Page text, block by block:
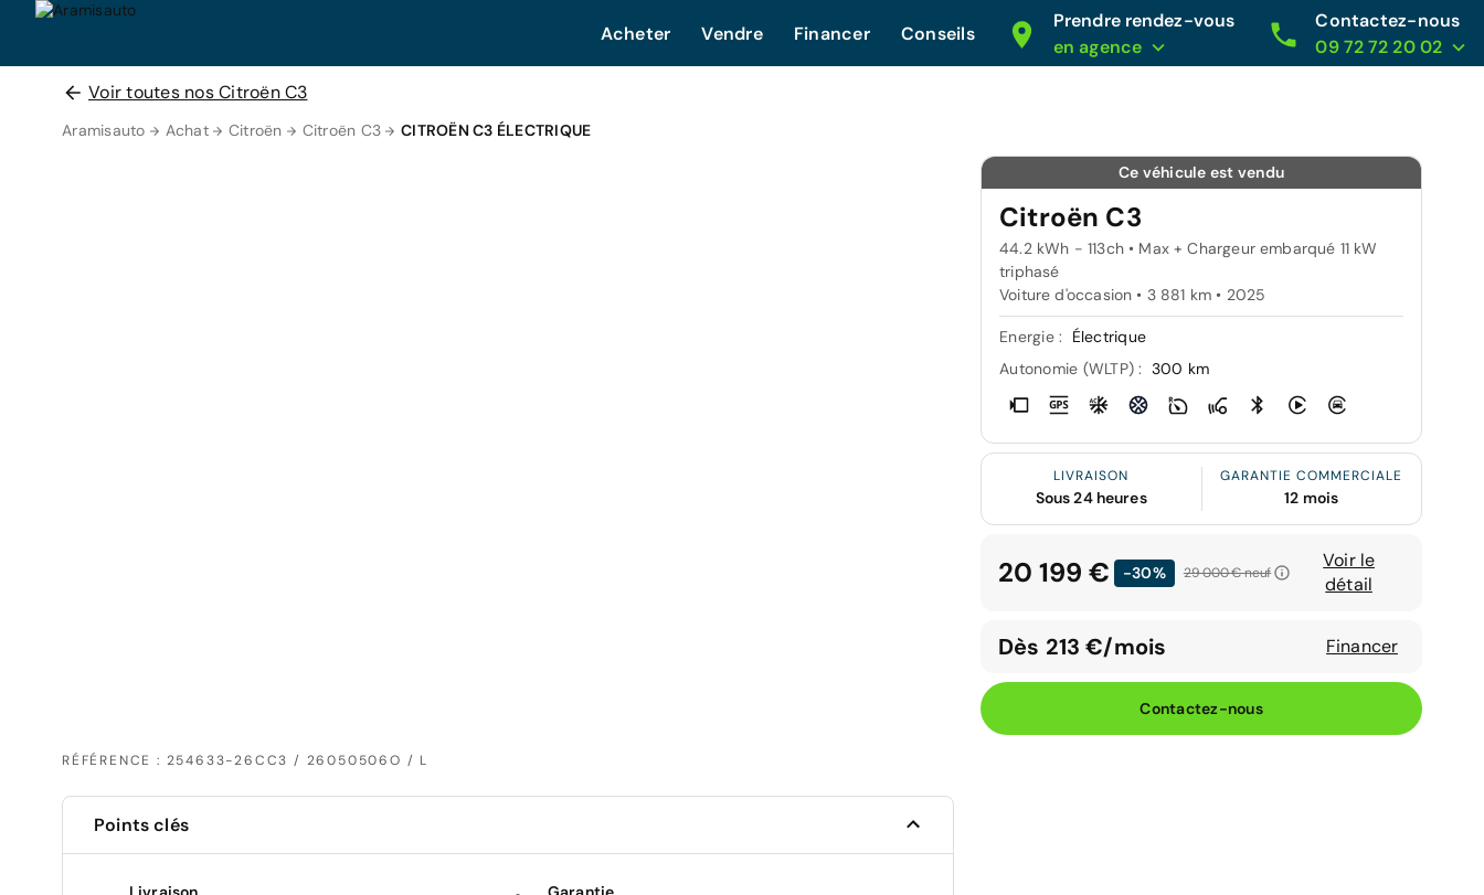
Acheter Vendre Financer Conseils
Prendre rendez-vous
en agence
Contactez-nous
09 72 72 20 02
Voir toutes nos Citroën C3
Aramisauto Achat Citroën Citroën C3 CITROËN C3 ÉLECTRIQUE
RÉFÉRENCE : 254633-26CC3 / 26050506O / L
Ce véhicule est vendu
Citroën C3
44.2 kWh - 113ch • Max + Chargeur embarqué 11 kW
triphasé
Voiture d'occasion • 3 881 km • 2025
Energie :
Électrique
Autonomie (WLTP) : 300 km
LIVRAISON
Sous 24 heures
GARANTIE COMMERCIALE
12 mois
20 199 € -30% 29 000 €neuf
Voir le
détail
Dès 213 €/mois Financer
Contactez-nous
Points clés